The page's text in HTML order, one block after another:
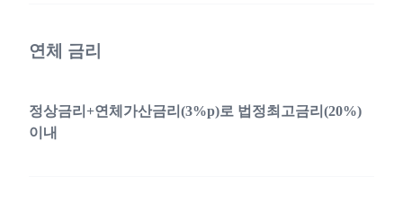
연체 금리
정상금리+연체가산금리(3%p)로 법정최고금리(20%)
이내